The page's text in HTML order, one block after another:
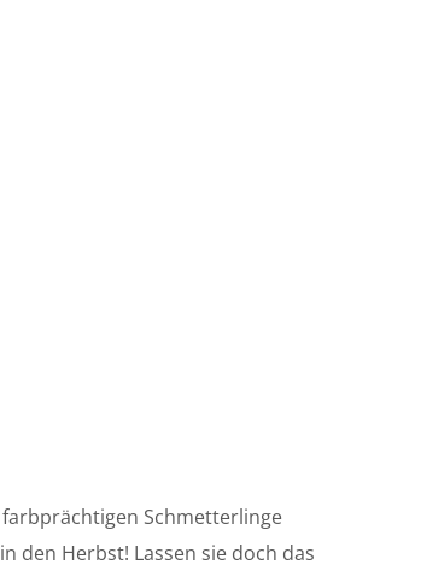
Schmetterlinge
den Herbst! Lassen sie doch das